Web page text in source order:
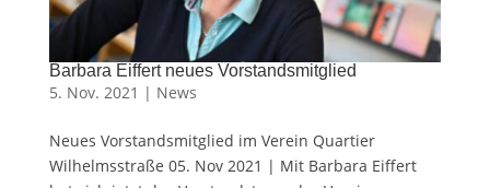
Barbara Eiffert neues Vorstandsmitglied
5. Nov. 2021 | News
Neues Vorstandsmitglied im Verein Quartier
Wilhelmsstraße 05. Nov 2021 | Mit Barbara Eiffert